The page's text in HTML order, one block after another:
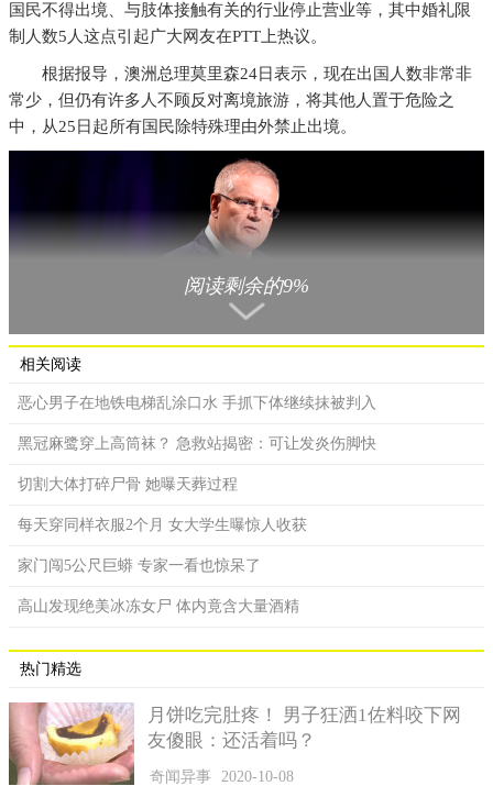
国民不得出境、与肢体接触有关的行业停止营业等，其中婚礼限
制人数5人这点引起广大网友在PTT上热议。
根据报导，澳洲总理莫里森24日表示，现在出国人数非常非
常少，但仍有许多人不顾反对离境旅游，将其他人置于危险之
中，从25日起所有国民除特殊理由外禁止出境。
其他防疫管制措施包括，禁止大型室内展览活动及室内外各
类型群聚活动，如派对、烤肉、野外聚餐等；不可在理发厅逗留
礼限制人数10人；按摩、美甲、纹身、医学美容、性服务等跟肢
广大网友在PTT上对于5人婚礼要怎么办有高度讨论，5个人就
公证了啊、 婚礼5人干脆不要办、新郎新娘、双方父母，这样就总
共6人了阿、究极选择！男方还是女方父母不给参加婚礼、婚礼5
个人的话在家办就好了。
阅读剩余的9%
相关阅读
恶心男子在地铁电梯乱涂口水 手抓下体继续抹被判入
黑冠麻鹭穿上高筒袜？ 急救站揭密：可让发炎伤脚快
切割大体打碎尸骨 她曝天葬过程
每天穿同样衣服2个月 女大学生曝惊人收获
家门闯5公尺巨蟒 专家一看也惊呆了
高山发现绝美冰冻女尸 体内竟含大量酒精
热门精选
月饼吃完肚疼！ 男子狂洒1佐料咬下网
友傻眼：还活着吗？
奇闻异事 2020-10-08